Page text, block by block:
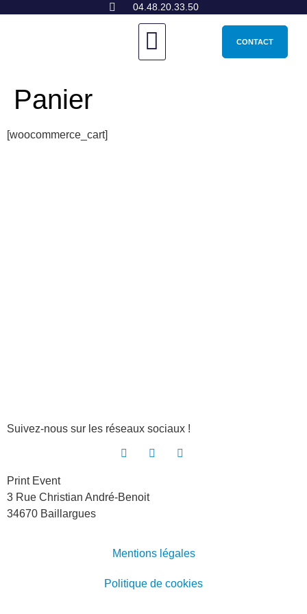
04.48.20.33.50
CONTACT
Panier
[woocommerce_cart]
Suivez-nous sur les réseaux sociaux !
Print Event
3 Rue Christian André-Benoit
34670 Baillargues
Mentions légales
Politique de cookies